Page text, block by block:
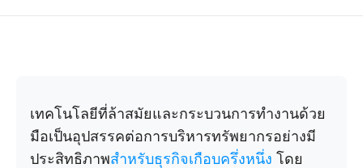
เทคโนโลยีที่ล้าสมัยและกระบวนการทำงานด้วย
มือเป็นอุปสรรคต่อการบริหารทรัพยากรอย่างมี
ประสิทธิภาพสำหรับธุรกิจเกือบครึ่งหนึ่ง โดย